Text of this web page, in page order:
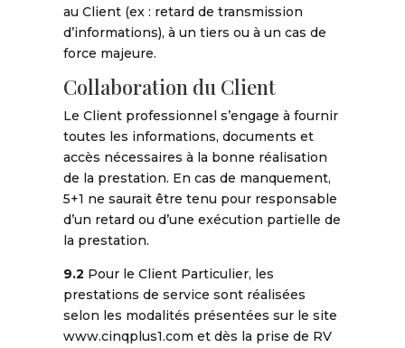
au Client (ex : retard de transmission
d’informations), à un tiers ou à un cas de
force majeure.
Collaboration du Client
Le Client professionnel s’engage à fournir
toutes les informations, documents et
accès nécessaires à la bonne réalisation
de la prestation. En cas de manquement,
5+1 ne saurait être tenu pour responsable
d’un retard ou d’une exécution partielle de
la prestation.
9.2 Pour le Client Particulier, les
prestations de service sont réalisées
selon les modalités présentées sur le site
www.cinqplus1.com et dès la prise de RV